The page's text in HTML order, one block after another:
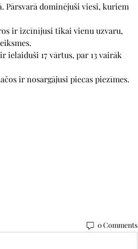
dominējuši viesi, kuriem
ir izcīnījusi tikai vienu uzvaru,
17 vārtus, par 13 vairāk
ir nosargājusi piecas piezīmes.
0 Comments